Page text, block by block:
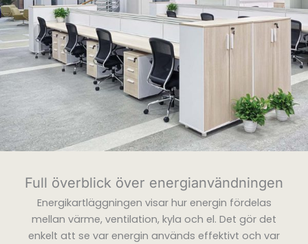
Full överblick över energianvändningen
Energikartläggningen visar hur energin fördelas
mellan värme, ventilation, kyla och el. Det gör det
enkelt att se var energin används effektivt och var